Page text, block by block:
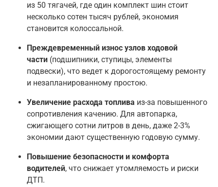
из 50 тягачей, где один комплект шин стоит
несколько сотен тысяч рублей, экономия
становится колоссальной.
Преждевременный износ узлов ходовой
части (подшипники, ступицы, элементы
подвески), что ведет к дорогостоящему ремонту
и незапланированному простою.
Увеличение расхода топлива из-за повышенного
сопротивления качению. Для автопарка,
сжигающего сотни литров в день, даже 2-3%
экономии дают существенную годовую сумму.
Повышение безопасности и комфорта
водителей, что снижает утомляемость и риски
ДТП.